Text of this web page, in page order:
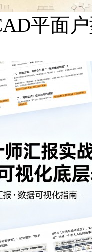
平面